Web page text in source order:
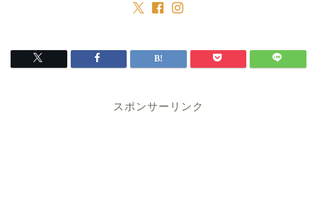
スポンサーリンク